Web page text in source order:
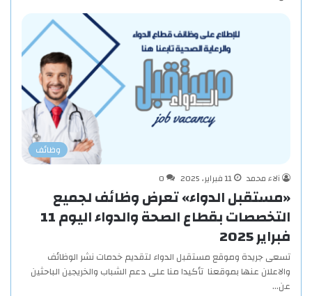
وظائف
آلاء محمد
11 فبراير، 2025 0
«مستقبل الدواء» تعرض وظائف لجميع
التخصصات بقطاع الصحة والدواء اليوم 11
فبراير 2025
تسعى جريدة وموقع مستقبل الدواء لتقديم خدمات نشر الوظائف
والاعلان عنها بموقعنا تأكيدا منا على دعم الشباب والخريجين الباحثين
عن…